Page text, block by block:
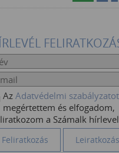
Az Adatvédelmi szabályzatot
megértettem és elfogadom,
a Számalk